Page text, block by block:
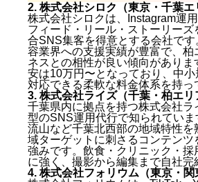
2. 株式会社シロク（東京・千葉エ
株式会社シロクは、Instagram運用
フィード・リール・ストーリーズ
合SNS集客を得意とする会社で
容業界への支援実績が豊富で、柏
ネスとの相性が良い傾向がありま
安は10万円〜となっており、中小
対応できる柔軟な料金体系を持っ
3. 株式会社ライズ（千葉・柏エリ
千葉県内に拠点を持つ株式会社ラ
型のSNS運用代行で知られていま
流山など千葉北西部の地域特性を
域ターゲットに刺さるコンテンツ
強みです。飲食・クリニック・採
に強く、撮影から編集まで自社完
4. 株式会社フォリウム（東京・関